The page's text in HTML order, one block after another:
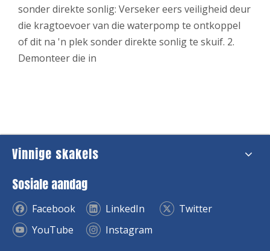
sonder direkte sonlig: Verseker eers veiligheid deur
die kragtoevoer van die waterpomp te ontkoppel
of dit na 'n plek sonder direkte sonlig te skuif. 2.
Demonteer die in
Vinnige skakels
Sosiale aandag
Facebook LinkedIn
Twitter
YouTube
Instagram